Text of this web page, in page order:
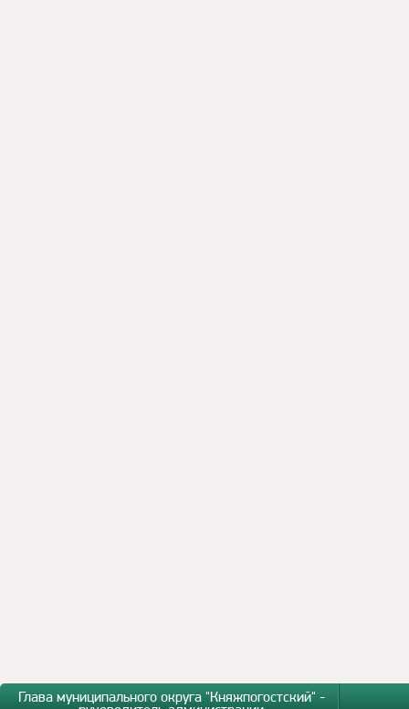
Глава муниципального округа "Княжпогостский" -